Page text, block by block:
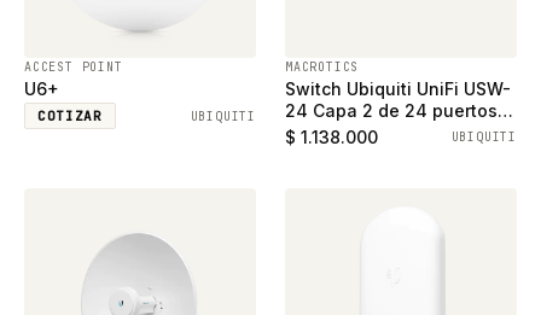
ACCEST POINT
U6+
COTIZAR UBIQUITI
MACROTICS
Switch Ubiquiti UniFi USW-
24 Capa 2 de 24 puertos
ethernet gigabit y 2
$ 1.138.000 UBIQUITI